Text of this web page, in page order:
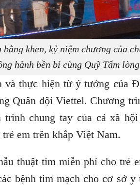
khen, kỷ niệm chương của
hành bền bỉ cùng Quỹ Tấm
thực hiện từ ý tưởng của
Quân đội Viettel. Chương
chung tay của cả xã
em trên khắp Việt Nam.
thuật tim miễn phí cho trẻ
bệnh tim mạch cho cơ sở y